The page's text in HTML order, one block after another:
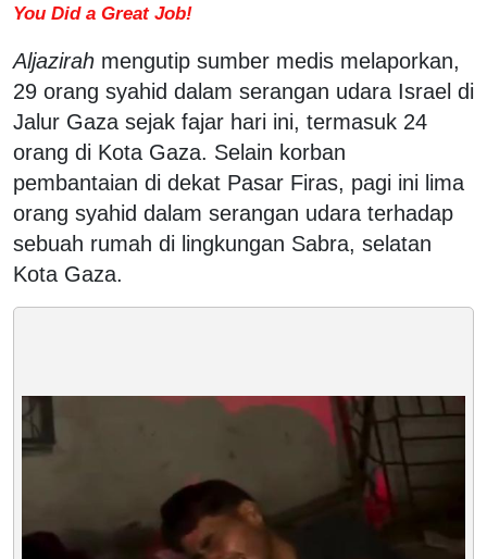
You Did a Great Job!
Aljazirah mengutip sumber medis melaporkan,
29 orang syahid dalam serangan udara Israel di
Jalur Gaza sejak fajar hari ini, termasuk 24
orang di Kota Gaza. Selain korban
pembantaian di dekat Pasar Firas, pagi ini lima
orang syahid dalam serangan udara terhadap
sebuah rumah di lingkungan Sabra, selatan
Kota Gaza.